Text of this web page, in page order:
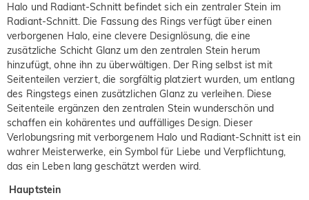
Halo und Radiant-Schnitt befindet sich ein zentraler Stein im
Radiant-Schnitt. Die Fassung des Rings verfügt über einen
verborgenen Halo, eine clevere Designlösung, die eine
zusätzliche Schicht Glanz um den zentralen Stein herum
hinzufügt, ohne ihn zu überwältigen. Der Ring selbst ist mit
Seitenteilen verziert, die sorgfältig platziert wurden, um entlang
des Ringstegs einen zusätzlichen Glanz zu verleihen. Diese
Seitenteile ergänzen den zentralen Stein wunderschön und
schaffen ein kohärentes und auffälliges Design. Dieser
Verlobungsring mit verborgenem Halo und Radiant-Schnitt ist ein
wahrer Meisterwerke, ein Symbol für Liebe und Verpflichtung,
das ein Leben lang geschätzt werden wird.
Hauptstein